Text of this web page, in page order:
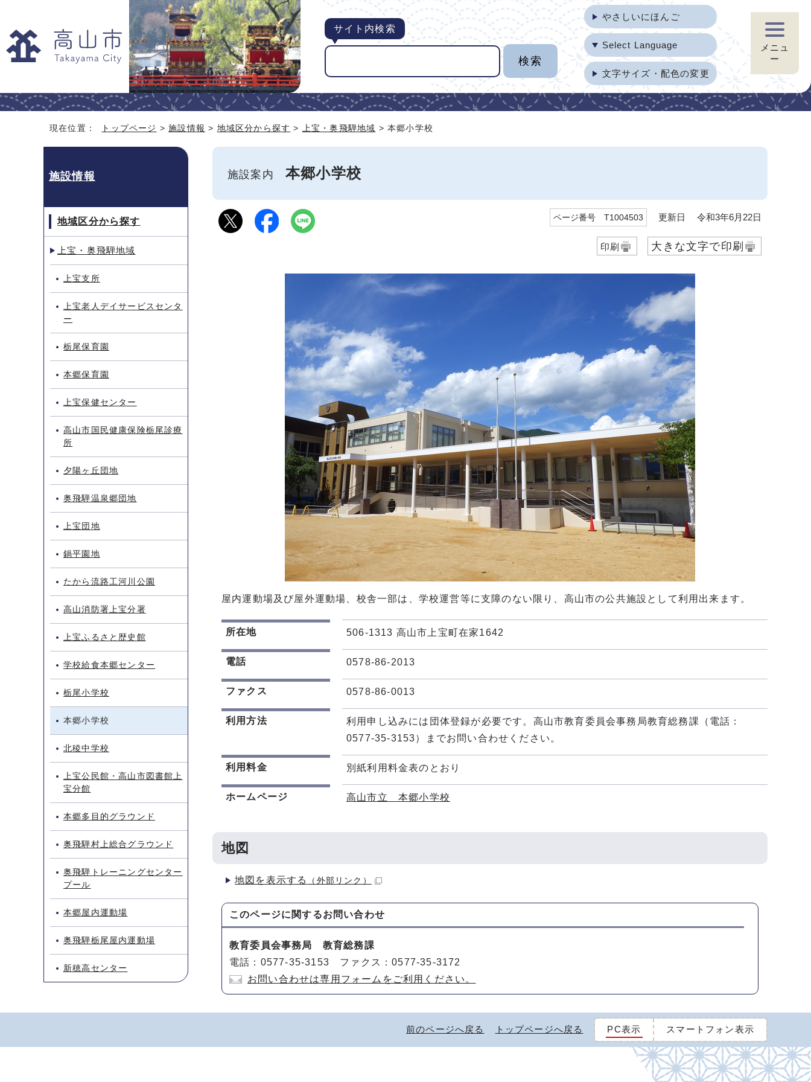
サイト内検索
やさしいにほんご
Select Language
文字サイズ・配色の変更
メニュ
ー
現在位置： トップページ >施設情報 > 地域区分から探す > 上宝・奥飛騨地域 > 本郷小学校
施設案内 本郷小学校
ページ番号 T1004503 更新日 令和3年6月22日
印刷 大きな文字で印刷
屋内運動場及び屋外運動場、校舎一部は、学校運営等に支障のない限り、高山市の公共施設として利用出来ます。
所在地 506-1313 高山市上宝町在家1642
電話 0578-86-2013
ファクス 0578-86-0013
利用方法
利用申し込みには団体登録が必要です。高山市教育委員会事務局教育総務課（電話：
0577-35-3153）までお問い合わせください。
利用料金 別紙利用料金表のとおり
ホームページ 高山市立 本郷小学校
地図
地図を表示する （外部リンク）
このページに関するお問い合わせ
教育委員会事務局 教育総務課
電話：0577-35-3153 ファクス：0577-35-3172
お問い合わせは専用フォームをご利用ください。
施設情報
地域区分から探す
上宝・奥飛騨地域
上宝支所
上宝老人デイサービスセンタ
ー
栃尾保育園
本郷保育園
上宝保健センター
高山市国民健康保険栃尾診療
所
夕陽ヶ丘団地
奥飛騨温泉郷団地
上宝団地
鍋平園地
たから流路工河川公園
高山消防署上宝分署
上宝ふるさと歴史館
学校給食本郷センター
栃尾小学校
本郷小学校
北稜中学校
上宝公民館・高山市図書館上
宝分館
本郷多目的グラウンド
奥飛騨村上総合グラウンド
奥飛騨トレーニングセンター
プール
本郷屋内運動場
奥飛騨栃尾屋内運動場
新穂高センター
前のページへ戻る トップページへ戻る PC表示 スマートフォン表示